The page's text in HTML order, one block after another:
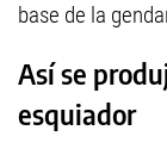
base de la
Así se
esquiador